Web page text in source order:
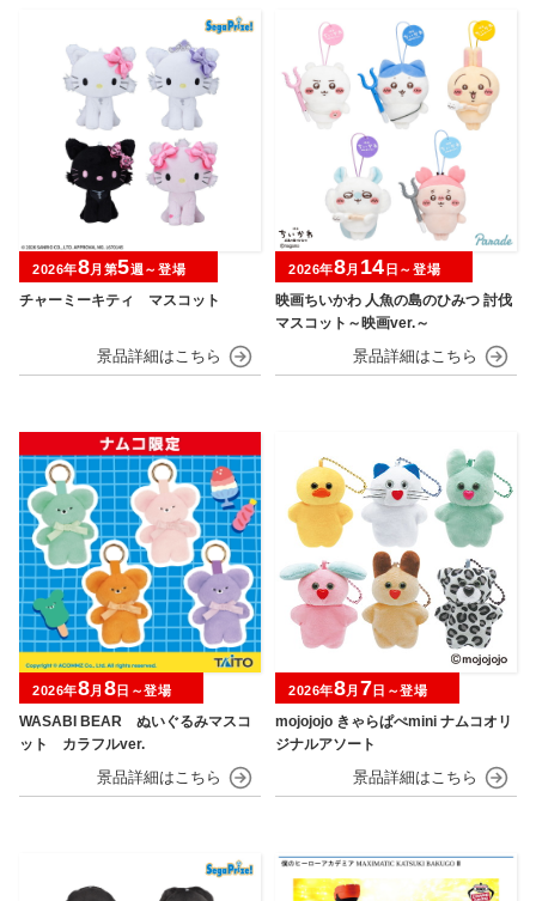
チャーミーキティ マスコット
2026年8月第5週～登場
映画ちいかわ 人魚の島のひみつ 討伐
マスコット～映画ver.～
2026年8月 14 日～登場
WASABI BEAR ぬいぐるみマスコ
ット カラフルver.
2026年8月 8日～登場
mojojojo きゃらぱぺmini ナムコオリ
ジナルアソート
2026年8月 7日～登場